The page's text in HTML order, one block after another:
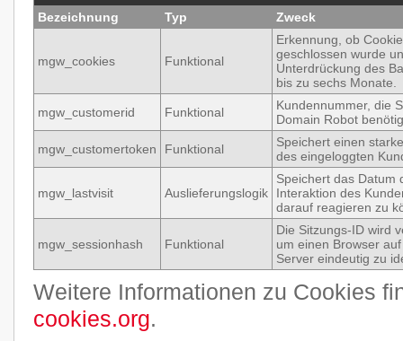
Bezeichnung Typ Zweck
mgw_cookies Funktional
Erkennung, ob
geschlossen wurde
Unterdrückung des
bis zu sechs Monate.
mgw_customerid Funktional
Kundennummer, die
Domain Robot
mgw_customertoken Funktional
Speichert einen
des eingeloggten
mgw_lastvisit Auslieferungslogik
Speichert das Datum
Interaktion des
darauf reagieren zu
mgw_sessionhash Funktional
Die Sitzungs-ID wird
um einen Browser
Server eindeutig zu
Weitere Informationen zu Cookies
cookies.org.